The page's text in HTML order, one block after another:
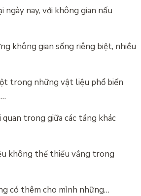
ngày nay, với không gian nấu
không gian sống riêng biệt, nhiều
trong những vật liệu phổ biến
quan trong giữa các tầng khác
không thể thiếu vắng trong
có thêm cho mình những…